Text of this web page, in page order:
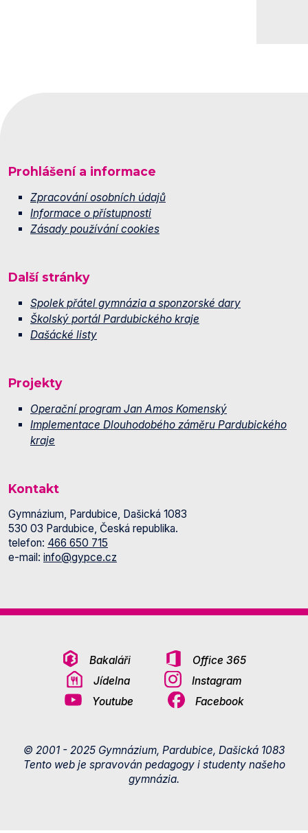
Prohlášení a informace
Zpracování osobních údajů
Informace o přístupnosti
Zásady používání cookies
Další stránky
Spolek přátel gymnázia a sponzorské dary
Školský portál Pardubického kraje
Dašácké listy
Projekty
Operační program Jan Amos Komenský
Implementace Dlouhodobého záměru Pardubického
kraje
Kontakt
Gymnázium, Pardubice, Dašická 1083
530 03 Pardubice, Česká republika.
telefon: 466 650 715
e-mail: info@gypce.cz
Bakaláři
Office 365
Jídelna
Instagram
Youtube
Facebook
© 2001 - 2025 Gymnázium, Pardubice, Dašická 1083
Tento web je spravován pedagogy i studenty našeho
gymnázia.